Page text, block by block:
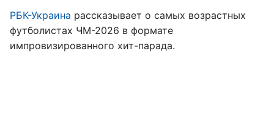
РБК-Украина рассказывает о самых возрастных
футболистах ЧМ-2026 в формате
импровизированного хит-парада.